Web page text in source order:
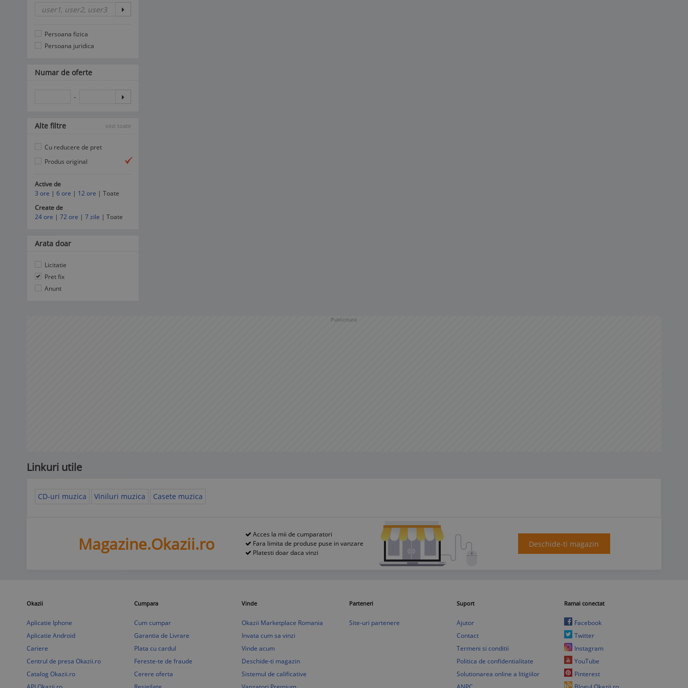
Persoana fizica
Persoana juridica
Numar de oferte
-
Alte filtre vezi toate
Cu reducere de pret
Produs original
Active de
3 ore | 6 ore | 12 ore | Toate
Create de
24 ore | 72 ore | 7 zile | Toate
Arata doar
Licitatie
Pret fix
Anunt
Publicitate
Linkuri utile
CD-uri muzica Viniluri muzica Casete muzica
Magazine.Okazii.ro
Acces la mii de cumparatori
Fara limita de produse puse in vanzare
Platesti doar daca vinzi
Deschide-ti magazin
Okazii
Aplicatie Iphone
Aplicatie Android
Cariere
Centrul de presa Okazii.ro
Catalog Okazii.ro
Cumpara
Cum cumpar
Garantia de Livrare
Plata cu cardul
Fereste-te de fraude
Cerere oferta
Vinde
Okazii Marketplace Romania
Invata cum sa vinzi
Vinde acum
Deschide-ti magazin
Sistemul de calificative
Parteneri
Site-uri partenere
Suport
Ajutor
Contact
Termeni si conditii
Politica de confidentialitate
Solutionarea online a litigiilor
Ramai conectat
Facebook
Twitter
Instagram
YouTube
Pinterest